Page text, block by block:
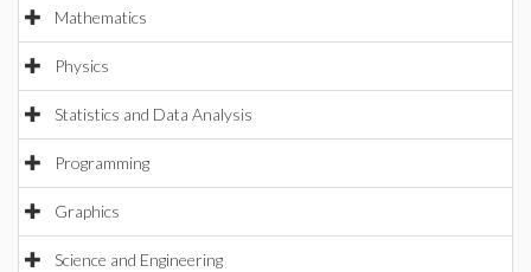
Mathematics
Physics
Statistics and Data Analysis
Programming
Graphics
Science and Engineering